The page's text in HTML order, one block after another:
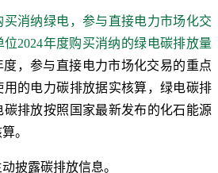
消纳绿电，参与直接电力市场化交
2024年度购买消纳的绿电碳排放量
度，参与直接电力市场化交易的重点
用的电力碳排放据实核算，绿电碳排
排放按照国家最新发布的化石能源
。
披露碳排放信息。